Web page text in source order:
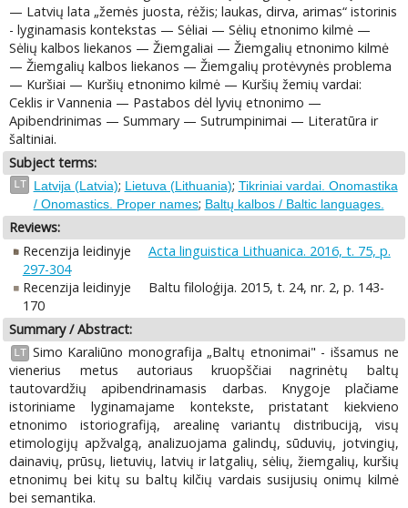
— Latvių lata „žemės juosta, rėžis; laukas, dirva, arimas“ istorinis
- lyginamasis kontekstas — Sėliai — Sėlių etnonimo kilmė —
Sėlių kalbos liekanos — Žiemgaliai — Žiemgalių etnonimo kilmė
— Žiemgalių kalbos liekanos — Žiemgalių protėvynės problema
— Kuršiai — Kuršių etnonimo kilmė — Kuršių žemių vardai:
Ceklis ir Vannenia — Pastabos dėl lyvių etnonimo —
Apibendrinimas — Summary — Sutrumpinimai — Literatūra ir
šaltiniai.
Subject terms:
LT Latvija (Latvia); Lietuva (Lithuania); Tikriniai vardai. Onomastika
/ Onomastics. Proper names; Baltų kalbos / Baltic languages.
Reviews:
Recenzija leidinyje
Acta linguistica Lithuanica. 2016, t. 75, p.
297-304
Recenzija leidinyje
Baltu filoloģija. 2015, t. 24, nr. 2, p. 143-
170
Summary / Abstract:
LT Simo Karaliūno monografija „Baltų etnonimai" - išsamus ne
vienerius metus autoriaus kruopščiai nagrinėtų baltų
tautovardžių apibendrinamasis darbas. Knygoje plačiame
istoriniame lyginamajame kontekste, pristatant kiekvieno
etnonimo istoriografiją, arealinę variantų distribuciją, visų
etimologijų apžvalgą, analizuojama galindų, sūduvių, jotvingių,
dainavių, prūsų, lietuvių, latvių ir latgalių, sėlių, žiemgalių, kuršių
etnonimų bei kitų su baltų kilčių vardais susijusių onimų kilmė
bei semantika.